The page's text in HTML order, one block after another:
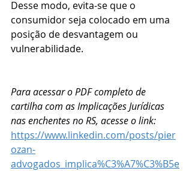
Desse modo, evita-se que o
consumidor seja colocado em uma
posição de desvantagem ou
vulnerabilidade.
Para acessar o PDF completo de
cartilha com as Implicações Jurídicas
nas enchentes no RS, acesse o link:
https://www.linkedin.com/posts/pier
ozan-
advogados_implica%C3%A7%C3%B5e